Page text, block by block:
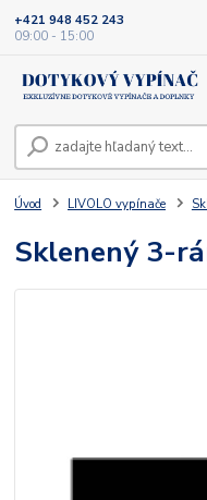
+421 948 452 243
09:00 - 15:00
Úvod LIVOLO vypínače
Sklenený 3-